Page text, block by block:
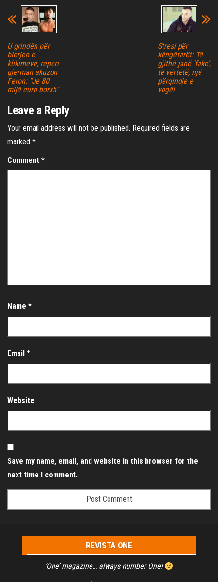
U grindën për
blerjen e
klikimeve, reperi
gjerman akuzon
Feron: “Je 80
mijë euro borxh”
Stresi për
këngëtarët: Të
gjithë janë ‘fake’,
të vërtetë, një
përqindje e
vogël
Leave a Reply
Your email address will not be published. Required fields are
marked *
Comment *
Name *
Email *
Website
Save my name, email, and website in this browser for the
next time I comment.
REVISTA ONE
‘One’ magazine… always number One!